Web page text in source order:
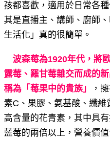
孩都喜歡，適用於日常各
其是直播主、講師、廚師
生活化」真的很簡單。
波森莓為1920年代，將
露莓、羅甘莓雜交而成的
稱為「莓果中的貴族」
，
素C、果膠、氨基酸、纖
高含量的花青素，其中具
藍莓的兩倍以上，營養價